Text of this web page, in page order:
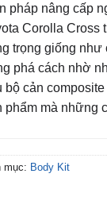
pháp nâng cấp
Corolla Cross
trọng giống như
phá cách nhờ
bộ cản
phẩm mà những
mục: Body Kit